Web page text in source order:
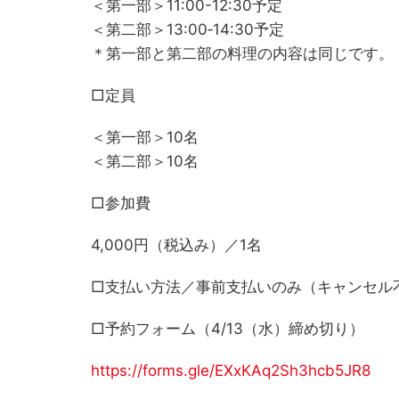
＜第一部＞11:00-12:30予定
＜第二部＞13:00‐14:30予定
＊第一部と第二部の料理の内容は同じです。
□定員
＜第一部＞10名
＜第二部＞10名
□参加費
4,000円（税込み）／1名
□支払い方法／事前支払いのみ（キャンセル
□予約フォーム（4/13（水）締め切り）
https://forms.gle/EXxKAq2Sh3hcb5JR8